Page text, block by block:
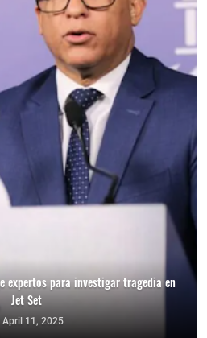
expertos para investigar tragedia en
Jet Set
April 11, 2025